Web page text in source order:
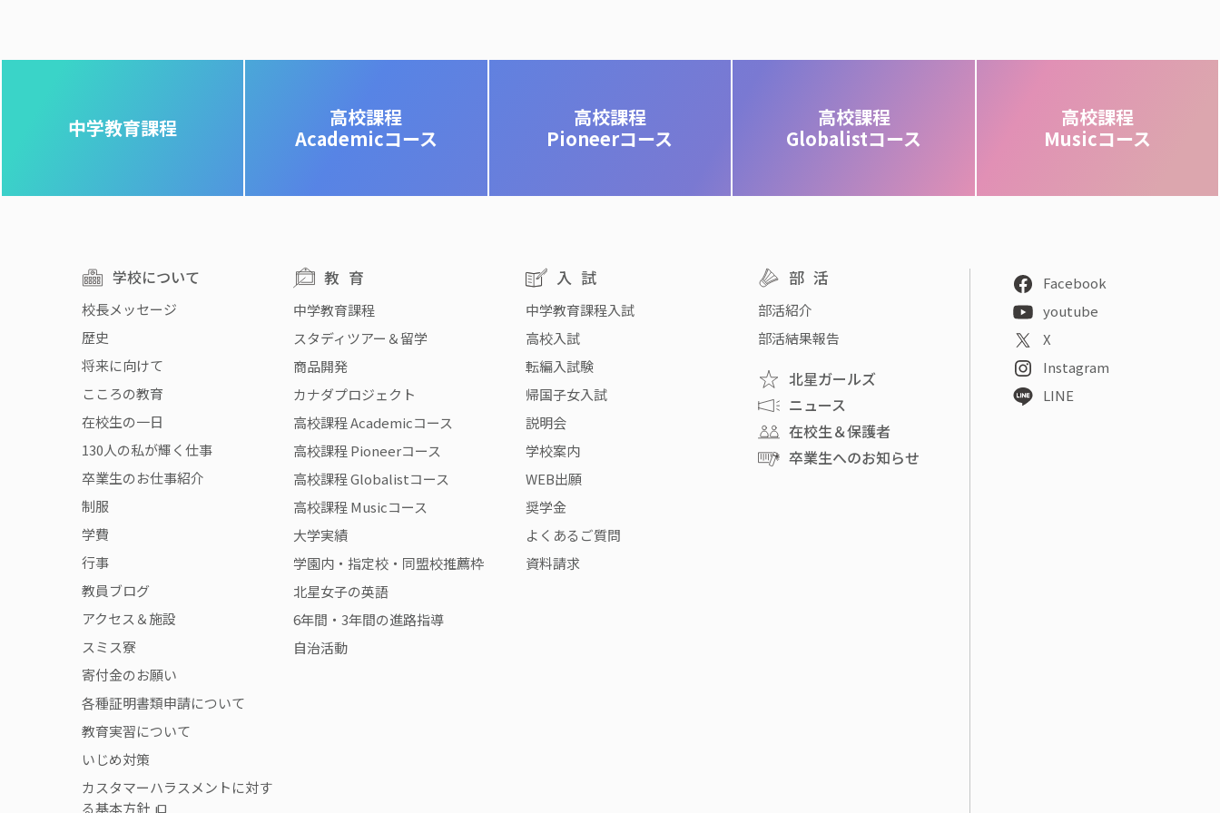
中学教育課程
高校課程
Academicコース
高校課程
Pioneerコース
高校課程
Globalistコース
高校課程
Musicコース
学校について
校長メッセージ
歴史
将来に向けて
こころの教育
在校生の一日
130人の私が輝く仕事
卒業生のお仕事紹介
制服
学費
行事
教員ブログ
アクセス＆施設
スミス寮
寄付金のお願い
各種証明書類申請について
教育実習について
いじめ対策
カスタマーハラスメントに対す
る基本方針
教育
中学教育課程
スタディツアー＆留学
商品開発
カナダプロジェクト
高校課程 Academicコース
高校課程 Pioneerコース
高校課程 Globalistコース
高校課程 Musicコース
大学実績
学園内・指定校・同盟校推薦枠
北星女子の英語
6年間・3年間の進路指導
自治活動
入試
中学教育課程入試
高校入試
転編入試験
帰国子女入試
説明会
学校案内
WEB出願
奨学金
よくあるご質問
資料請求
部活
部活紹介
部活結果報告
北星ガールズ
ニュース
在校生＆保護者
卒業生へのお知らせ
Facebook
youtube
X
Instagram
LINE